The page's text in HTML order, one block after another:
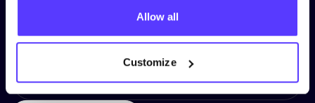
Allow all
Customize